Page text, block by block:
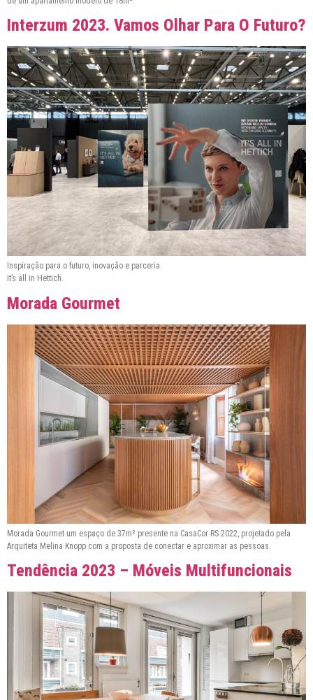
Interzum 2023. Vamos Olhar Para O Futuro?
Inspiração para o futuro, inovação e parceria.
It’s all in Hettich.
Morada Gourmet
Morada Gourmet um espaço de 37m² presente na CasaCor RS 2022, projetado pela
Arquiteta Melina Knopp com a proposta de conectar e aproximar as pessoas.
Tendência 2023 – Móveis Multifuncionais